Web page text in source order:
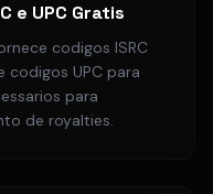
e UPC Gratis
codigos ISRC
codigos UPC para
para
de royalties.